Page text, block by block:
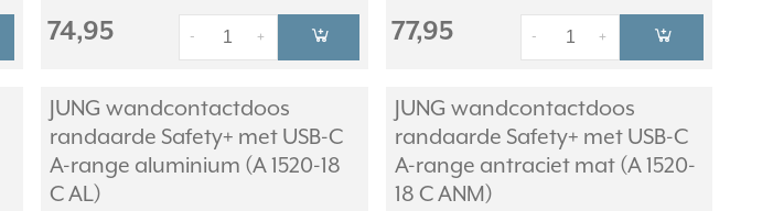
74,95 +
- 77,95 +
-
JUNG wandcontactdoos
randaarde Safety+ met USB-C
A-range aluminium (A 1520-18
C AL)
JUNG wandcontactdoos
randaarde Safety+ met USB-C
A-range antraciet mat (A 1520-
18 C ANM)